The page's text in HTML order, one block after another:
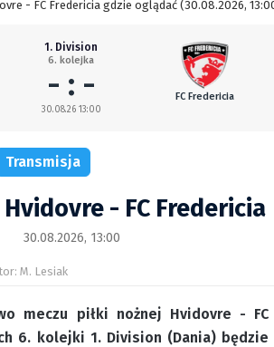
- FC Fredericia gdzie oglądać (30.08.2026,
1. Division
6. kolejka
- : -
30.08.26 13:00
FC Fredericia
Transmisja
- FC Fredericia
30.08.2026, 13:00
M. Lesiak
meczu piłki nożnej Hvidovre - FC
6. kolejki 1. Division (Dania) będzie